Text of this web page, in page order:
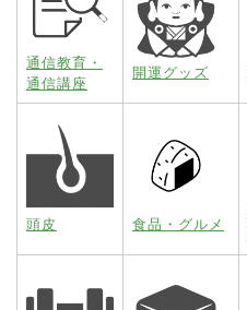
通信教育・
通信講座
開運グッズ
頭皮 食品・グルメ